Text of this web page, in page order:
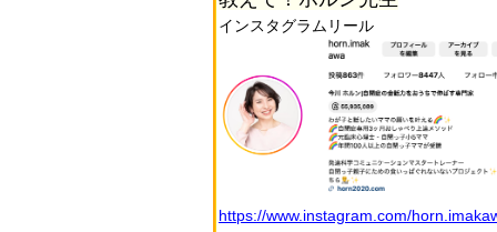
インスタグラムリール
https://www.instagram.com/